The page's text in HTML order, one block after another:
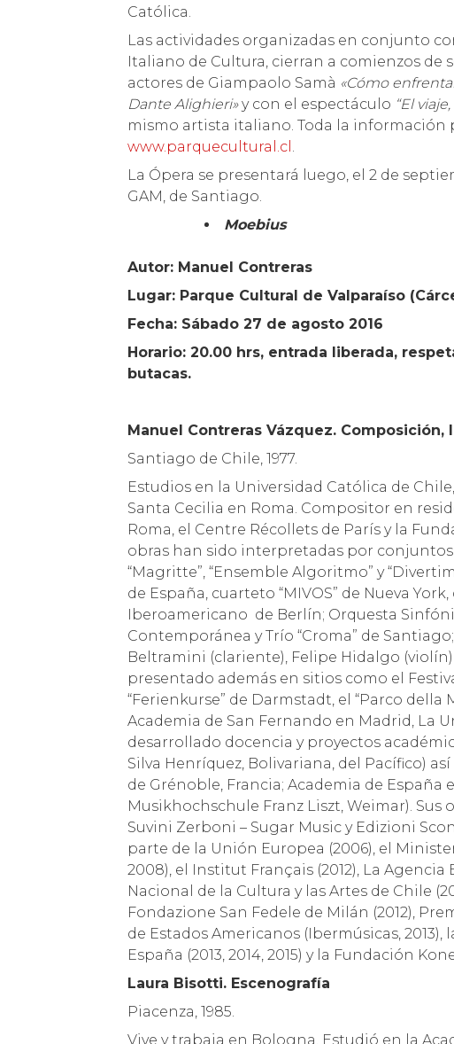
Católica.
Las actividades organizadas en conjunto
Italiano de Cultura, cierran a comienzos de
actores de Giampaolo Samà «Cómo
Dante Alighieri»y con el espectáculo “El
mismo artista italiano. Toda la información
www.parquecultural.cl .
La Ópera se presentará luego, el 2 de
GAM, de Santiago.
Moebius
Autor: Manuel Contreras
Lugar: Parque Cultural de Valparaíso
Fecha: Sábado 27 de agosto 2016
Horario: 20.00 hrs, entrada liberada,
butacas.
Manuel Contreras Vázquez.
Santiago de Chile, 1977.
Estudios en la Universidad Católica de
Santa Cecilia en Roma. Compositor en
Roma, el Centre Récollets de París y la
obras han sido interpretadas por conjuntos
“Magritte”, “Ensemble Algoritmo” y
de España, cuarteto “MIVOS” de Nueva
Iberoamericano de Berlín; Orquesta
Contemporánea y Trío “Croma” de
Beltramini (clariente), Felipe Hidalgo
presentado además en sitios como el
“Ferienkurse” de Darmstadt, el “Parco della
Academia de San Fernando en Madrid, La
desarrollado docencia y proyectos
Silva Henríquez, Bolivariana, del Pacífico)
de Grénoble, Francia; Academia de España
Musikhochschule Franz Liszt, Weimar).
Suvini Zerboni – Sugar Music y Edizioni
parte de la Unión Europea (2006), el
2008), el Institut Français (2012), La
Nacional de la Cultura y las Artes de Chile
Fondazione San Fedele de Milán (2012),
de Estados Americanos (Ibermúsicas,
España (2013, 2014, 2015) y la Fundación
Laura Bisotti. Escenografía
Piacenza, 1985.
Vive y trabaja en Bologna. Estudió en la